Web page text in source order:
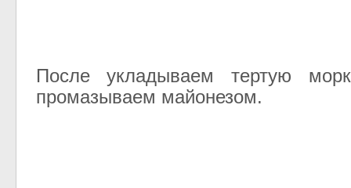
После укладываем тертую
промазываем майонезом.